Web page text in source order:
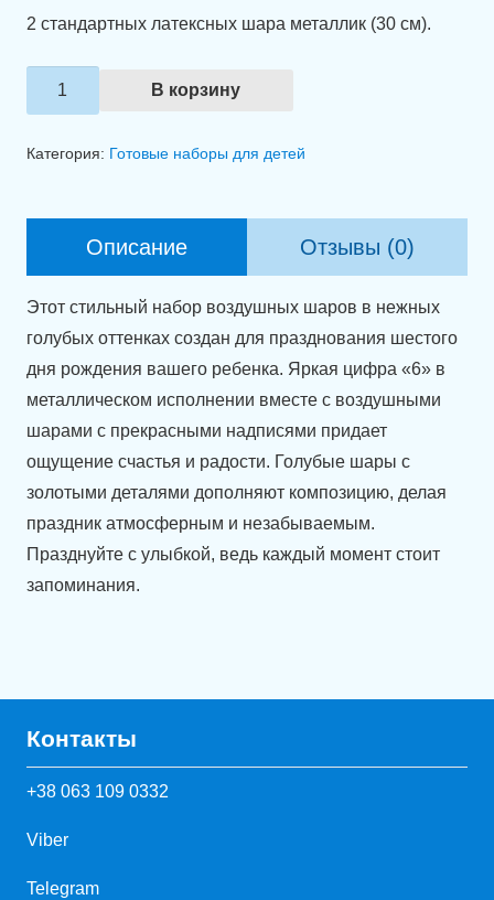
2 стандартных латексных шара металлик (30 см).
Количество
товара
сынок."
В корзину
Категория: Готовые наборы для детей
Описание Отзывы (0)
Этот стильный набор воздушных шаров в нежных
голубых оттенках создан для празднования шестого
дня рождения вашего ребенка. Яркая цифра «6» в
металлическом исполнении вместе с воздушными
шарами с прекрасными надписями придает
ощущение счастья и радости. Голубые шары с
золотыми деталями дополняют композицию, делая
праздник атмосферным и незабываемым.
Празднуйте с улыбкой, ведь каждый момент стоит
запоминания.
Контакты
+38 063 109 0332
Viber
Telegram